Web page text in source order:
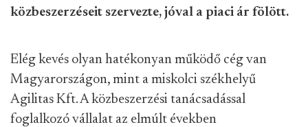
közbeszerzéseit szervezte, jóval a piaci ár fölött.
Elég kevés olyan hatékonyan működő cég van
Magyarországon, mint a miskolci székhelyű
Agilitas Kft. A közbeszerzési tanácsadással
foglalkozó vállalat az elmúlt években